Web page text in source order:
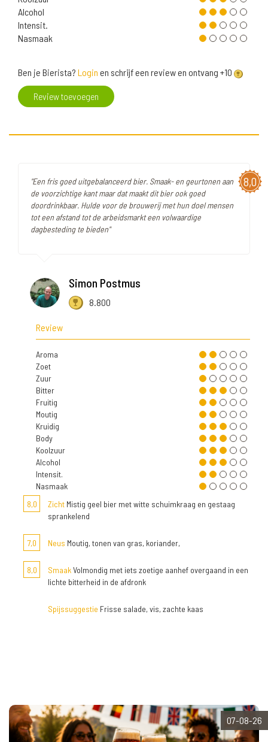
Alcohol
Intensit.
Nasmaak
Ben je Bierista? Login en schrijf een review en ontvang +10
Review toevoegen
8,0
"Een fris goed uitgebalanceerd bier. Smaak- en geurtonen aan
de voorzichtige kant maar dat maakt dit bier ook goed
doordrinkbaar. Hulde voor de brouwerij met hun doel mensen
tot een afstand tot de arbeidsmarkt een volwaardige
dagbesteding te bieden"
Simon Postmus
8.800
Review
Aroma
Zoet
Zuur
Bitter
Fruitig
Moutig
Kruidig
Body
Koolzuur
Alcohol
Intensit.
Nasmaak
8,0
Zicht Mistig geel bier met witte schuimkraag en gestaag
sprankelend
7,0 Neus Moutig, tonen van gras, koriander,
8,0 SmaakVolmondig met iets zoetige aanhef overgaand in een
lichte bitterheid in de afdronk
Spijssuggestie Frisse salade, vis, zachte kaas
07-08-26